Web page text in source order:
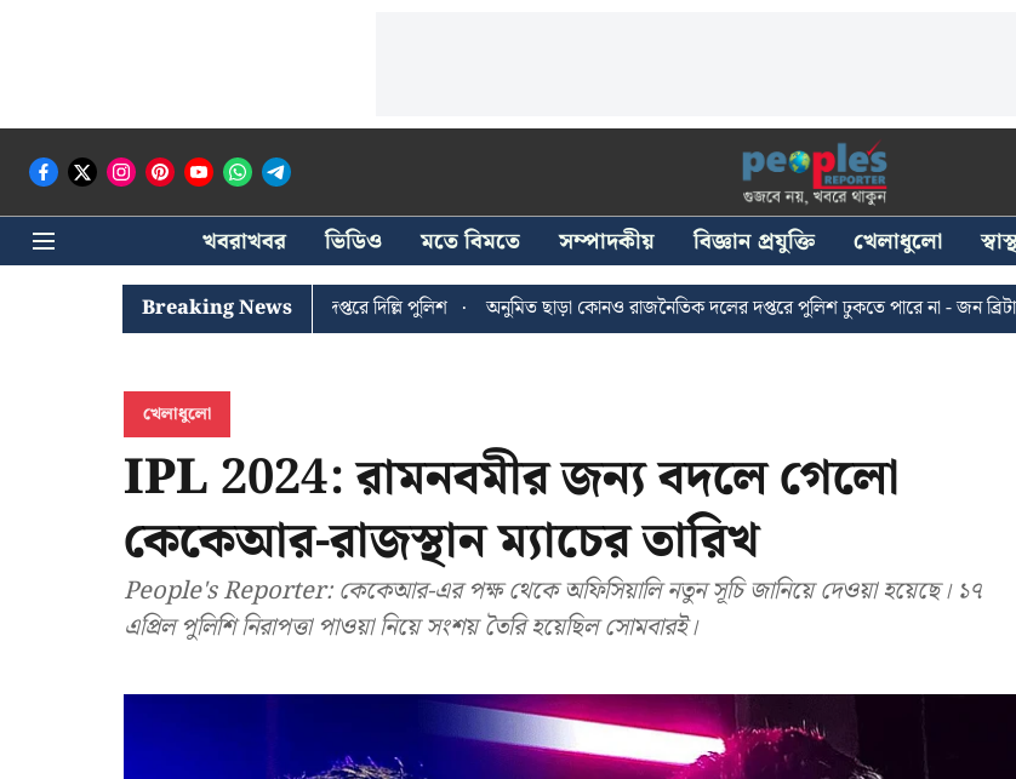
খবরাখবর ভিডিও মতে বিমতে সম্পাদকীয় বিজ্ঞান প্রযুক্তি খেলাধুলো
Breaking News
ঘোষের খোঁজে সিপিআইএম সদর দপ্তরে দিল্লি পুলিশ অনুমিত ছাড়া কোনও রাজনৈতিক দলের দপ্তরে পুলিশ ঢুকতে পারে না - জন ব্রিটাস
খেলাধুলো
IPL 2024: রামনবমীর জন্য বদলে গেলো
কেকেআর-রাজস্থান ম্যাচের তারিখ
People's Reporter: কেকেআর-এর পক্ষ থেকে অফিসিয়ালি নতুন সূচি জানিয়ে দেওয়া হয়েছে। ১৭
এপ্রিল পুলিশি নিরাপত্তা পাওয়া নিয়ে সংশয় তৈরি হয়েছিল সোমবারই।